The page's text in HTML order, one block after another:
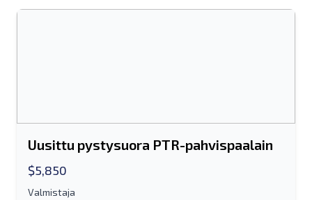
Uusittu pystysuora PTR-pahvispaalain
$5,850
Valmistaja